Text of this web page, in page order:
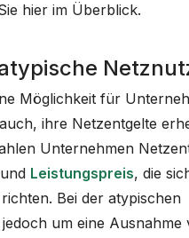
hier im Überblick.
Möglichkeit für
ihre Netzentgelte
Unternehmen
und Leistungspreis, die
Bei der atypischen
um eine Ausnahme